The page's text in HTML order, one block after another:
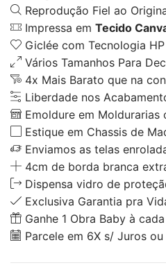
Reprodução Fiel ao
Impressa em Tecido
Giclée com Tecnologia
Vários Tamanhos Para
4x Mais Barato que na
Liberdade nos
Emoldure em Moldurarias
Estique em Chassis de
Enviamos as telas
4cm de borda branca
Dispensa vidro de
Exclusiva Garantia pra
Ganhe 1 Obra Baby à
Parcele em 6X s/ Juros ou